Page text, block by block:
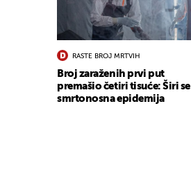
RASTE BROJ MRTVIH
Broj zaraženih prvi put
premašio četiri tisuće: Širi se
smrtonosna epidemija